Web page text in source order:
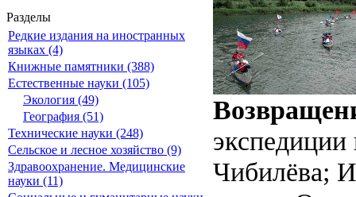
Разделы
Редкие издания на иностранных
языках (4)
Книжные памятники (388)
Естественные науки (105)
Экология (49)
География (51)
Технические науки (248)
Сельское и лесное хозяйство (9)
Здравоохранение. Медицинские
науки (11)
Чибилёва;